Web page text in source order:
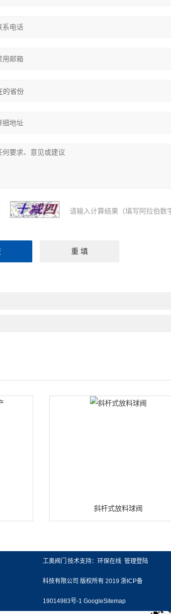
请输入计算结果（填写阿拉伯数
斜杆式放料球阀
技术支持：环保在线 管理登陆
工奥阀门
科技有限公司 版权所有 2019 浙ICP备
19014983号-1 GoogleSitemap